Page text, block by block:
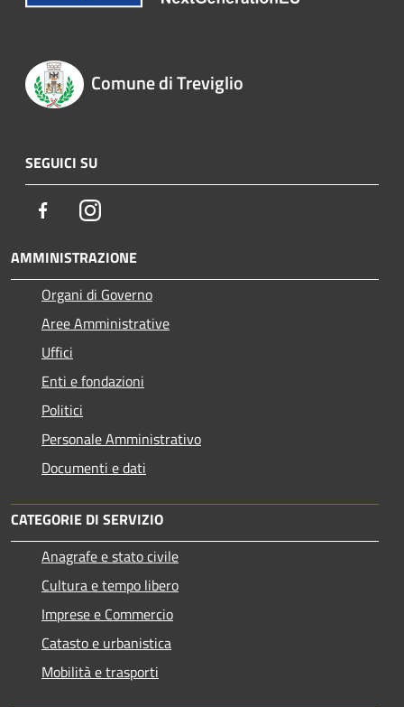
Comune di Treviglio
SEGUICI SU
FacebookInstagram
AMMINISTRAZIONE
Organi di Governo
Aree Amministrative
Uffici
Enti e fondazioni
Politici
Personale Amministrativo
Documenti e dati
CATEGORIE DI SERVIZIO
Anagrafe e stato civile
Cultura e tempo libero
Imprese e Commercio
Catasto e urbanistica
Mobilità e trasporti